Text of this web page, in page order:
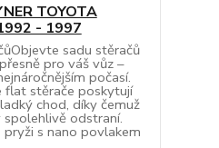
TOYOTA
- 1997
sadu stěračů
pro váš vůz –
počasí.
flat stěrače poskytují
chod, díky čemuž
odstraní.
s nano povlakem